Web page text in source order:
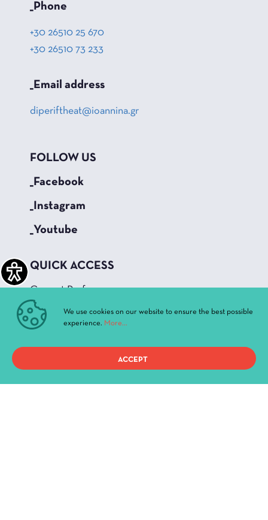
_Phone
+30 26510 25 670
+30 26510 73 233
_Email address
diperiftheat@ioannina.gr
FOLLOW US
_Facebook
_Instagram
_Youtube
QUICK ACCESS
Current Performances
Archive
News & Announcements
Buildings and Halls
We use cookies on our website to ensure the best possible
experience. More...
ACCEPT